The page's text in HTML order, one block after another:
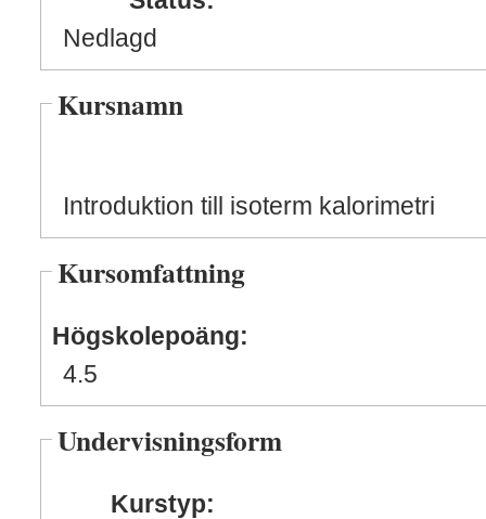
Nedlagd
Kursnamn
Introduktion till isoterm kalorimetri
Kursomfattning
Högskolepoäng:
4.5
Undervisningsform
Kurstyp: